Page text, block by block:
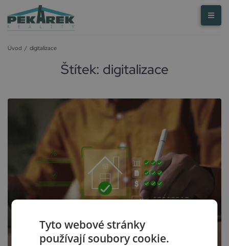
Úvod / digitalizace
Štítek: digitalizace
Tyto webové stránky
používají soubory cookie.